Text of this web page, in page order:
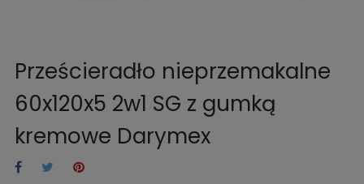
Prześcieradło nieprzemakalne
60x120x5 2w1 SG z gumką
kremowe Darymex